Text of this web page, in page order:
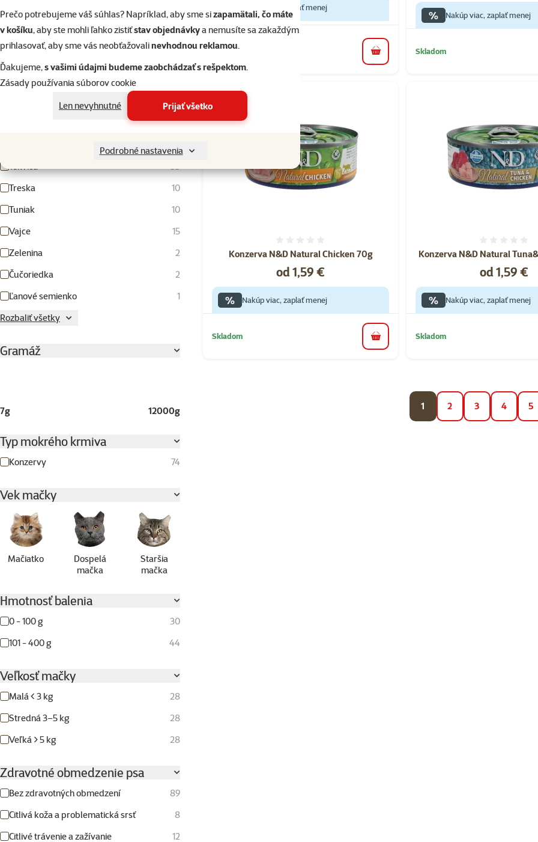
Prečo potrebujeme váš súhlas? Napríklad, aby sme sizapamätali, čo máte
v košíku, aby ste mohli ľahko zistiťstav objednávkya nemusíte sa zakaždým
prihlasovať, aby sme vás neobťažovalinevhodnou reklamou.
Ďakujeme,s vašimi údajmi budeme zaobchádzať s rešpektom.
Zásady používania súborov cookie
Len nevyhnutné
Prijať všetko
Podrobné nastavenia
Pomaranč
2
Prepelica
6
Ryba
2
37
Tekvica
33
Treska
10
Tuniak
10
Vajce
15
Zelenina
2
Čučoriedka
2
Ľanové semienko
1
Rozbaliť všetky
Gramáž
7g 12000g
Typ mokrého krmiva
Konzervy 74
Vek mačky
Mačiatko
Dospelá
mačka
Staršia
mačka
Hmotnosť balenia
0 - 100 g
30
101 - 400 g
44
Veľkosť mačky
Malá < 3 kg
28
Stredná 3–5 kg
28
Veľká > 5 kg
28
Zdravotné obmedzenie psa
Bez zdravotných obmedzení
89
Citlivá koža a problematická srsť
8
Citlivé trávenie a zažívanie
12
Nakúp viac, zaplať menej
Skladom
do košíka
% Nakúp viac, zaplať menej
Skladom
Konzerva N&D Natural Chicken 70g
Cena
od 1,59 €
% Nakúp viac, zaplať menej
Skladom do košíka
Konzerva N&D Natural
Cena
od 1,59 €
% Nakúp viac, zaplať menej
Skladom
1 2 3 4 5